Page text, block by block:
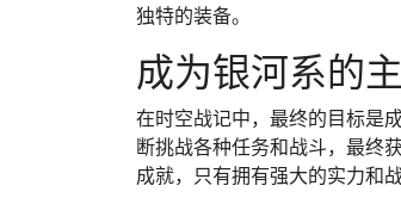
独特的装备。
成为银河系的
在时空战记中，最终的目标是
断挑战各种任务和战斗，最终
成就，只有拥有强大的实力和